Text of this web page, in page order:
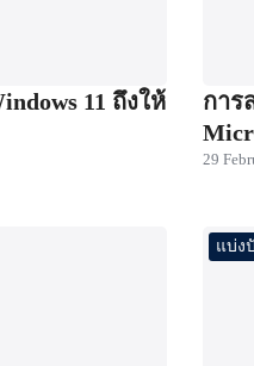
11 ถึงให้
การ
29
แบ่ง